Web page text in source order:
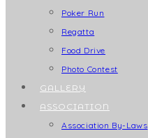
Poker Run
Regatta
Food Drive
Photo Contest
GALLERY
ASSOCIATION
Association By-Laws